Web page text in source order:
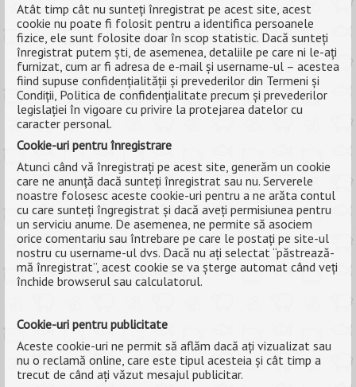
Atât timp cât nu sunteți înregistrat pe acest site, acest
cookie nu poate fi folosit pentru a identifica persoanele
fizice, ele sunt folosite doar în scop statistic. Dacă sunteți
înregistrat putem ști, de asemenea, detaliile pe care ni le-ați
furnizat, cum ar fi adresa de e-mail și username-ul – acestea
fiind supuse confidențialității și prevederilor din Termeni și
Condiții, Politica de confidențialitate precum și prevederilor
legislației în vigoare cu privire la protejarea datelor cu
caracter personal.
Cookie-uri pentru înregistrare
Atunci când vă înregistrați pe acest site, generăm un cookie
care ne anunță dacă sunteți înregistrat sau nu. Serverele
noastre folosesc aceste cookie-uri pentru a ne arăta contul
cu care sunteți îngregistrat și dacă aveți permisiunea pentru
un serviciu anume. De asemenea, ne permite să asociem
orice comentariu sau întrebare pe care le postați pe site-ul
nostru cu username-ul dvs. Dacă nu ați selectat “păstrează-
mă înregistrat”, acest cookie se va șterge automat când veți
închide browserul sau calculatorul.
Cookie-uri pentru publicitate
Aceste cookie-uri ne permit să aflăm dacă ați vizualizat sau
nu o reclamă online, care este tipul acesteia și cât timp a
trecut de când ați văzut mesajul publicitar.